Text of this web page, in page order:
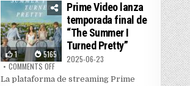
1 5165
Prime Video lanza
temporada final de
“The Summer I
Turned Pretty”
2025-06-23
COMMENTS OFFON PRIME VIDEO LANZA TEMPORADA FINAL
La plataforma de streaming Prime